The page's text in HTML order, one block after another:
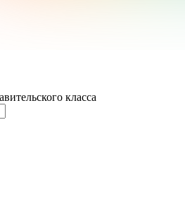
класса